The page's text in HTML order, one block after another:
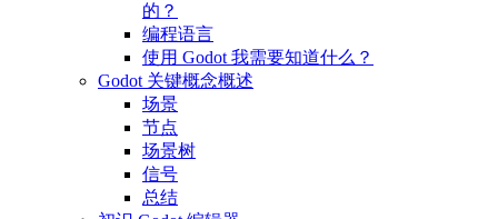
的？
编程语言
使用 Godot 我需要知道什么？
Godot 关键概念概述
场景
节点
场景树
信号
总结